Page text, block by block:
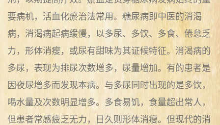
要病机，活血化瘀治法常用。糖尿病即中医的消渴
病，消渴病起病缓慢，以多尿、多饮、多食、倦怠乏
力，形体消瘦，或尿有甜味为其证候特征。消渴病的
多尿，表现为排尿次数增多，尿量增加。有的患者是
因夜尿增多而发现本病。与多尿同时出现的是多饮，
喝水量及次数明显增多。多食易饥，食量超出常人，
但患者常感疲乏无力，日久则形体消瘦。但现代的消